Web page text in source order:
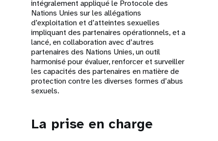
intégralement appliqué le Protocole des
Nations Unies sur les allégations
d’exploitation et d’atteintes sexuelles
impliquant des partenaires opérationnels, et a
lancé, en collaboration avec d’autres
partenaires des Nations Unies, un outil
harmonisé pour évaluer, renforcer et surveiller
les capacités des partenaires en matière de
protection contre les diverses formes d’abus
sexuels.
La prise en charge